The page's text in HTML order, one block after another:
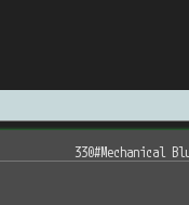
330#Mechanical